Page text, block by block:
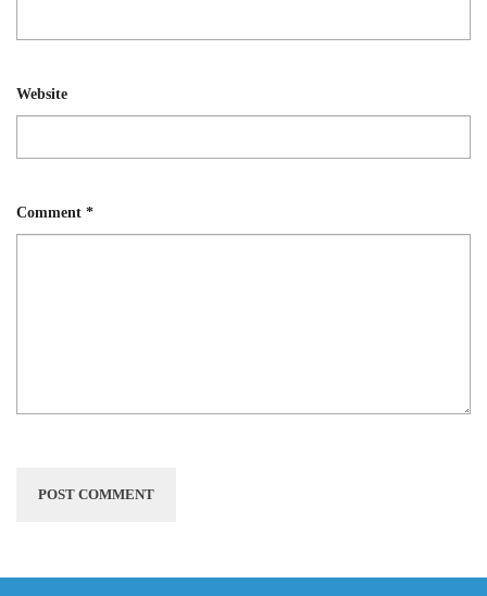
Website
Comment *